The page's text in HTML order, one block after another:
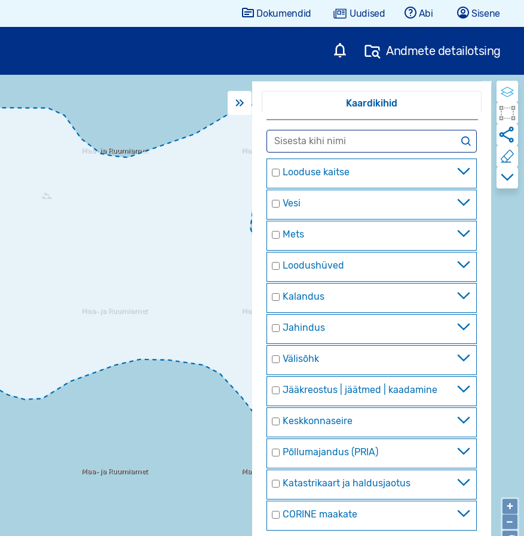
Dokumendid Uudised Abi Sisene
Andmete detailotsing
Kaardikihid
Looduse kaitse
Vesi
Mets
Loodushüved
Kalandus
Jahindus
Välisõhk
Jääkreostus | jäätmed | kaadamine
Keskkonnaseire
Põllumajandus (PRIA)
Katastrikaart ja haldusjaotus
CORINE maakate
+
−